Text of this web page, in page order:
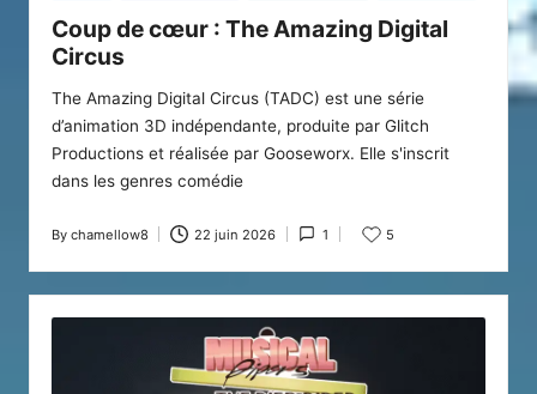
Coup de cœur : The Amazing Digital
Circus
The Amazing Digital Circus (TADC) est une série
d’animation 3D indépendante, produite par Glitch
Productions et réalisée par Gooseworx. Elle s'inscrit
dans les genres comédie
Posted
by
By chamellow8 22 juin 2026 1 5